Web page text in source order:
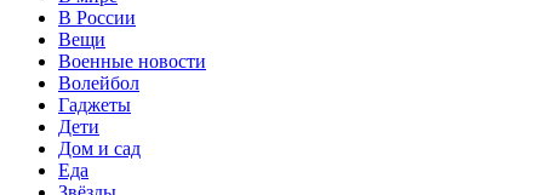
В России
Вещи
Военные новости
Волейбол
Гаджеты
Дети
Дом и сад
Еда